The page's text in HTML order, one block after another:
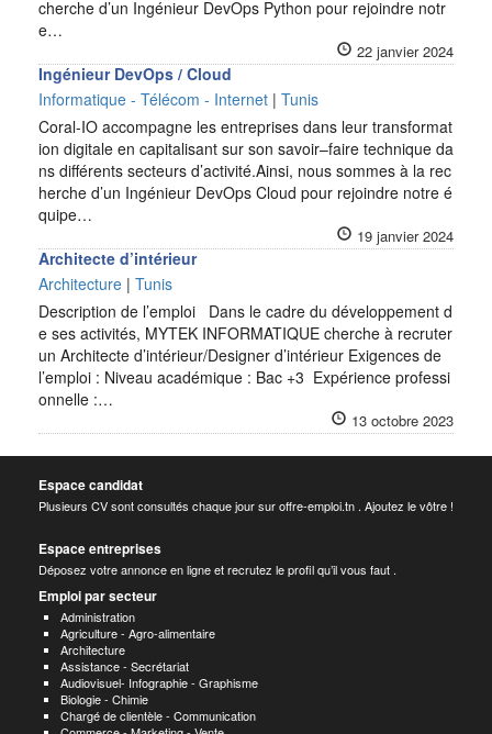
cherche d’un Ingénieur DevOps Python pour rejoindre notr
e…
22 janvier 2024
Ingénieur DevOps / Cloud
Informatique - Télécom - Internet | Tunis
Coral-IO accompagne les entreprises dans leur transformat
ion digitale en capitalisant sur son savoir–faire technique da
ns différents secteurs d’activité.Ainsi, nous sommes à la rec
herche d’un Ingénieur DevOps Cloud pour rejoindre notre é
quipe…
19 janvier 2024
Architecte d’intérieur
Architecture | Tunis
Description de l’emploi Dans le cadre du développement d
e ses activités, MYTEK INFORMATIQUE cherche à recruter
un Architecte d’intérieur/Designer d’intérieur Exigences de
l’emploi : Niveau académique : Bac +3 Expérience professi
onnelle :…
13 octobre 2023
Espace candidat
Plusieurs CV sont consultés chaque jour sur offre-emploi.tn . Ajoutez le vôtre !
Espace entreprises
Déposez votre annonce en ligne et recrutez le profil qu’il vous faut .
Emploi par secteur
Administration
Agriculture - Agro-alimentaire
Architecture
Assistance - Secrétariat
Audiovisuel- Infographie - Graphisme
Biologie - Chimie
Chargé de clientèle - Communication